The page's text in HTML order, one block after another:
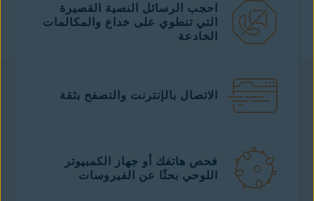
احجب الرسائل النصية القصيرة
التي تنطوي على خداع والمكالمات
الخادعة
الاتصال بالإنترنت والتصفح بثقة
فحص هاتفك أو جهاز الكمبيوتر
اللوحي بحثًا عن الفيروسات